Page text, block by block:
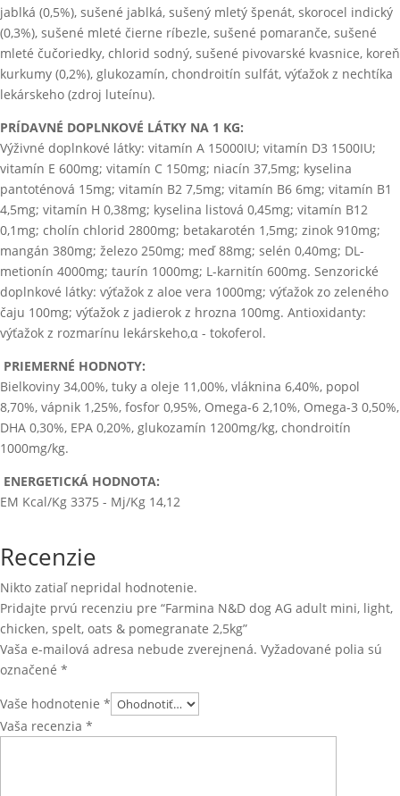
jablká (0,5%), sušené jablká, sušený mletý špenát, skorocel indický
(0,3%), sušené mleté čierne ríbezle, sušené pomaranče, sušené
mleté čučoriedky, chlorid sodný, sušené pivovarské kvasnice, koreň
kurkumy (0,2%), glukozamín, chondroitín sulfát, výťažok z nechtíka
lekárskeho (zdroj luteínu).
PRÍDAVNÉ DOPLNKOVÉ LÁTKY NA 1 KG:
Výživné doplnkové látky: vitamín A 15000IU; vitamín D3 1500IU;
vitamín E 600mg; vitamín C 150mg; niacín 37,5mg; kyselina
pantoténová 15mg; vitamín B2 7,5mg; vitamín B6 6mg; vitamín B1
4,5mg; vitamín H 0,38mg; kyselina listová 0,45mg; vitamín B12
0,1mg; cholín chlorid 2800mg; betakarotén 1,5mg; zinok 910mg;
mangán 380mg; železo 250mg; meď 88mg; selén 0,40mg; DL-
metionín 4000mg; taurín 1000mg; L-karnitín 600mg. Senzorické
doplnkové látky: výťažok z aloe vera 1000mg; výťažok zo zeleného
čaju 100mg; výťažok z jadierok z hrozna 100mg. Antioxidanty:
výťažok z rozmarínu lekárskeho,α - tokoferol.
PRIEMERNÉ HODNOTY:
Bielkoviny 34,00%, tuky a oleje 11,00%, vláknina 6,40%, popol
8,70%, vápnik 1,25%, fosfor 0,95%, Omega-6 2,10%, Omega-3 0,50%,
DHA 0,30%, EPA 0,20%, glukozamín 1200mg/kg, chondroitín
1000mg/kg.
ENERGETICKÁ HODNOTA:
EM Kcal/Kg 3375 - Mj/Kg 14,12
Recenzie
Nikto zatiaľ nepridal hodnotenie.
Pridajte prvú recenziu pre “Farmina N&D dog AG adult mini, light,
chicken, spelt, oats & pomegranate 2,5kg”
Vaša e-mailová adresa nebude zverejnená. Vyžadované polia sú
označené *
Vaše hodnotenie *
Vaša recenzia *